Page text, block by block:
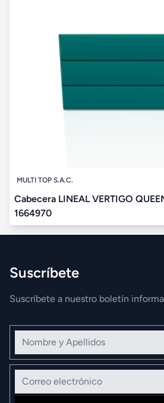
MULTI TOP S.A.C.
Cabecera LINEAL VERTIGO
1664970
Suscríbete
Suscríbete a nuestro boletín
Nombre y Apellidos
Correo electrónico